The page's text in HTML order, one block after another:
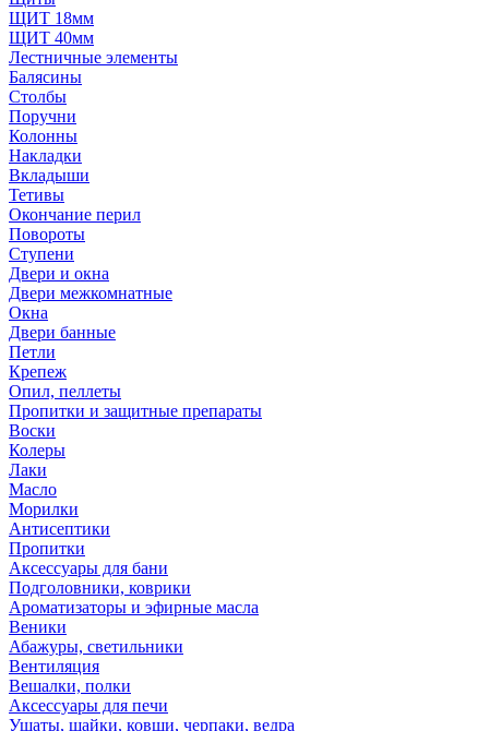
ЩИТ 18мм
ЩИТ 40мм
Лестничные элементы
Балясины
Столбы
Поручни
Колонны
Накладки
Вкладыши
Тетивы
Окончание перил
Повороты
Ступени
Двери и окна
Двери межкомнатные
Окна
Двери банные
Петли
Крепеж
Опил, пеллеты
Пропитки и защитные препараты
Воски
Колеры
Лаки
Масло
Морилки
Антисептики
Пропитки
Аксессуары для бани
Подголовники, коврики
Ароматизаторы и эфирные масла
Веники
Абажуры, светильники
Вентиляция
Вешалки, полки
Аксессуары для печи
Ушаты, шайки, ковши, черпаки, ведра